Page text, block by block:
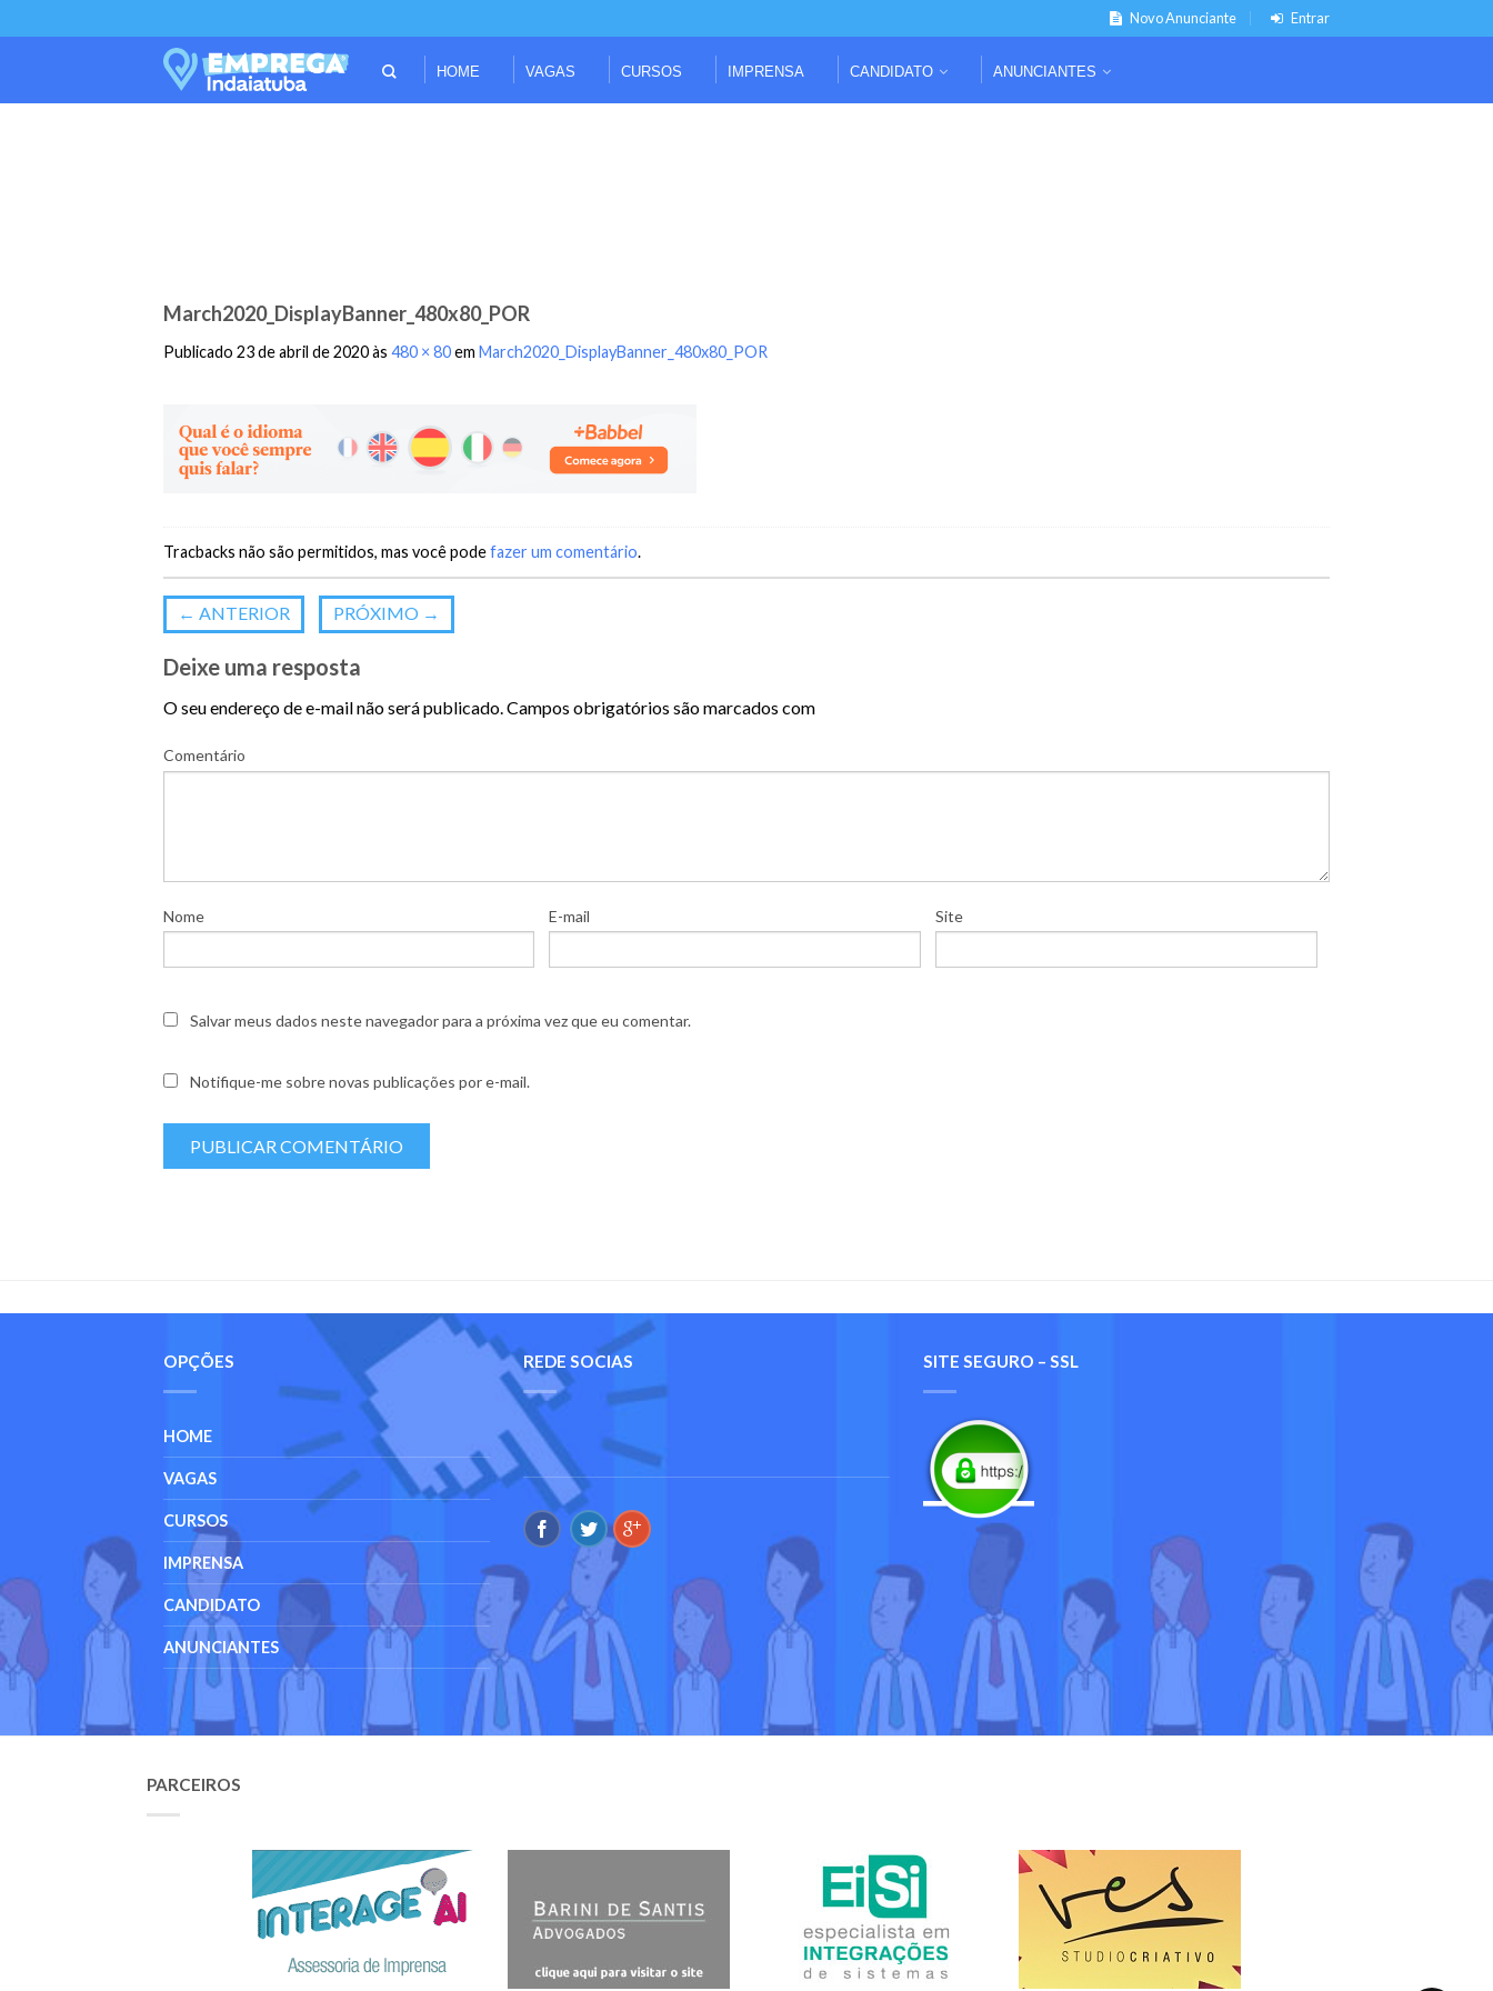
Novo Anunciante Entrar
HOME VAGAS CURSOS IMPRENSA CANDIDATO ANUNCIANTES
March2020_DisplayBanner_480x80_POR
Publicado 23 de abril de 2020às 480 × 80em March2020_DisplayBanner_480x80_POR
Tracbacks não são permitidos, mas você podefazer um comentário.
← ANTERIOR PRÓXIMO →
Deixe uma resposta
O seu endereço de e-mail não será publicado.Campos obrigatórios são marcados com
Comentário
Nome E-mail Site
Salvar meus dados neste navegador para a próxima vez que eu comentar.
Notifique-me sobre novas publicações por e-mail.
OPÇÕES
HOME
VAGAS
CURSOS
IMPRENSA
CANDIDATO
ANUNCIANTES
REDE SOCIAS SITE SEGURO – SSL
PARCEIROS